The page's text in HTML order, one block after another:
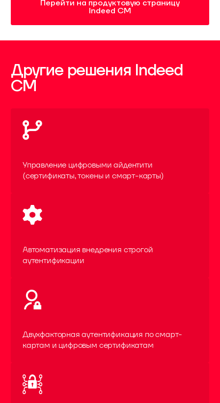
Перейти на продуктовую страницу
Indeed CM
Другие решения Indeed
CM
Управление цифровыми айдентити
(сертификаты, токены и смарт-карты)
Автоматизация внедрения строгой
аутентификации
Двухфакторная аутентификация по смарт-
картам и цифровым сертификатам